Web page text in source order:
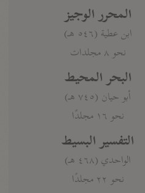
المحرر الوجيز
ابن عطية (٥٤٦ هـ)
نحو ٨ مجلدات
البحر المحيط
أبو حيان (٧٤٥ هـ)
نحو ١٦ مجلدًا
التفسير البسيط
الواحدي (٤٦٨ هـ)
نحو ٢٢ مجلدًا